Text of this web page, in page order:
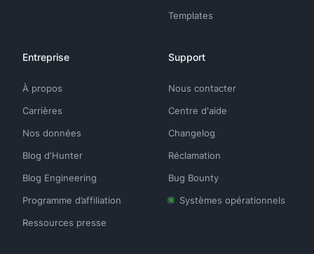
Templates
Entreprise
À propos
Carrières
Nos données
Blog d'Hunter
Blog Engineering
Programme d’affiliation
Ressources presse
Support
Nous contacter
Centre d'aide
Changelog
Réclamation
Bug Bounty
Systèmes opérationnels